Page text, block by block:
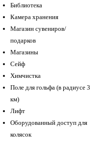
Библиотека
Камера хранения
Магазин сувениров/
подарков
Магазины
Сейф
Химчистка
Поле для гольфа (в радиусе 3
км)
Лифт
Оборудованный доступ для
колясок